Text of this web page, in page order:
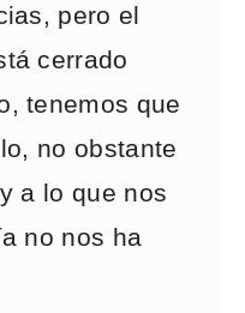
pero el
cerrado
tenemos que
no obstante
a lo que nos
no nos ha